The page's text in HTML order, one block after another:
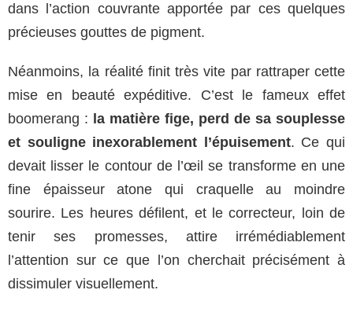
dans l’action couvrante apportée par ces quelques
précieuses gouttes de pigment.
Néanmoins, la réalité finit très vite par rattraper cette
mise en beauté expéditive. C’est le fameux effet
boomerang : la matière fige, perd de sa souplesse
et souligne inexorablement l’épuisement. Ce qui
devait lisser le contour de l’œil se transforme en une
fine épaisseur atone qui craquelle au moindre
sourire. Les heures défilent, et le correcteur, loin de
tenir ses promesses, attire irrémédiablement
l’attention sur ce que l’on cherchait précisément à
dissimuler visuellement.